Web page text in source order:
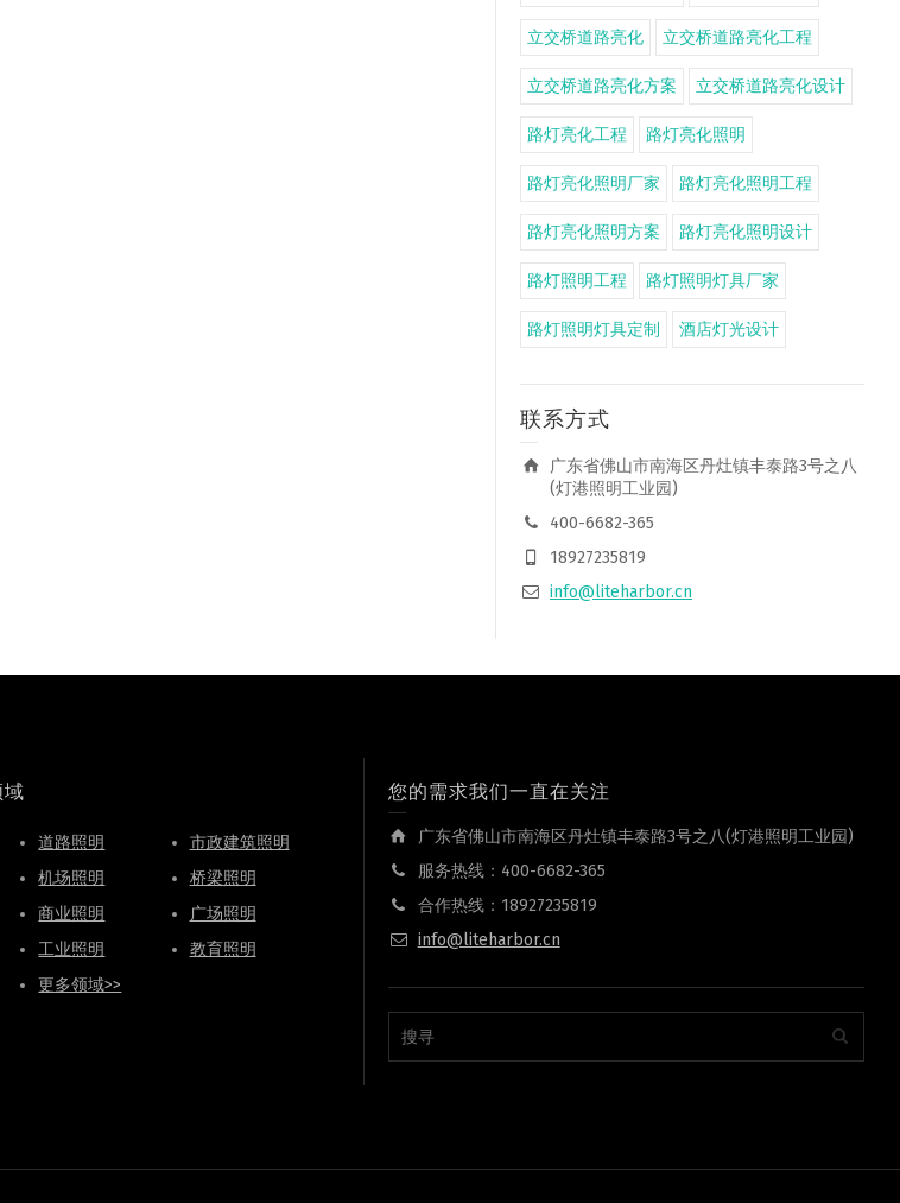
立交桥道路亮化 立交桥道路亮化工程
立交桥道路亮化方案 立交桥道路亮化设计
路灯亮化工程 路灯亮化照明
路灯亮化照明厂家 路灯亮化照明工程
路灯亮化照明方案 路灯亮化照明设计
路灯照明工程 路灯照明灯具厂家
路灯照明灯具定制 酒店灯光设计
联系方式
广东省佛山市南海区丹灶镇丰泰路3号之八
(灯港照明工业园)
400-6682-365
18927235819
info@liteharbor.cn
道路照明
市政建筑照明
机场照明
桥梁照明
商业照明
广场照明
工业照明
教育照明
更多领域>>
您的需求我们一直在关注
广东省佛山市南海区丹灶镇丰泰路3号之八(灯港照明工业园)
服务热线：400-6682-365
合作热线：18927235819
info@liteharbor.cn